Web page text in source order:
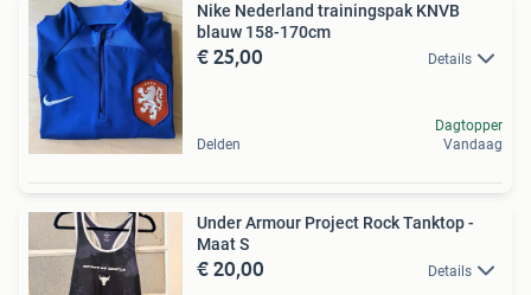
Nike Nederland trainingspak KNVB
blauw 158-170cm
€ 25,00 Details
Delden
Dagtopper
Vandaag
Under Armour Project Rock Tanktop -
Maat S
€ 20,00 Details